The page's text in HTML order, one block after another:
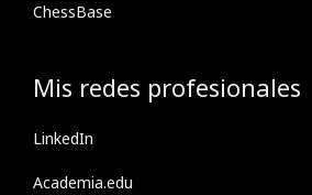
ChessBase
Mis redes profesionales
LinkedIn
Academia.edu